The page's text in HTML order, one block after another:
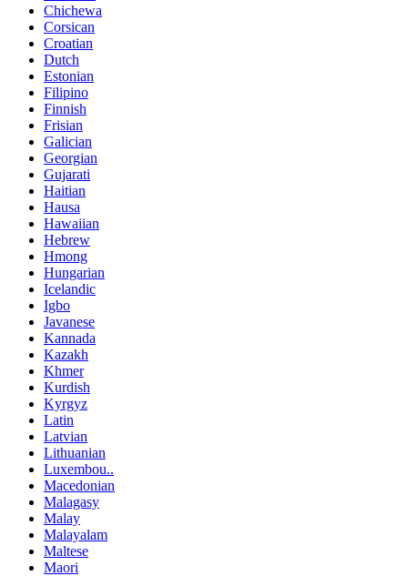
Chichewa
Corsican
Croatian
Dutch
Estonian
Filipino
Finnish
Frisian
Galician
Georgian
Gujarati
Haitian
Hausa
Hawaiian
Hebrew
Hmong
Hungarian
Icelandic
Igbo
Javanese
Kannada
Kazakh
Khmer
Kurdish
Kyrgyz
Latin
Latvian
Lithuanian
Luxembou..
Macedonian
Malagasy
Malay
Malayalam
Maltese
Maori